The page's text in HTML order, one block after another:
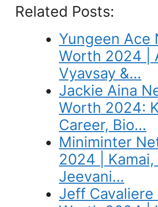
Related Posts:
Yungeen Ace
Worth 2024 |
Vyavsay &…
Jackie Aina
Worth 2024:
Career, Bio…
Miniminter
2024 | Kamai,
Jeevani…
Jeff Cavaliere